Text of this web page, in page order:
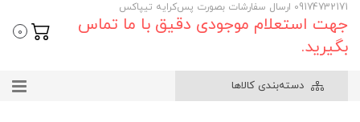
09174732171 ارسال سفارشات بصورت پس‌کرایه تیپاکس
جهت استعلام موجودی دقیق با ما تماس
بگیرید.
0
دسته‌بندی کالاها